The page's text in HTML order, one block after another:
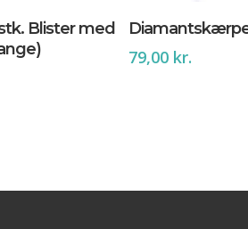
Blister med
79,00 kr.